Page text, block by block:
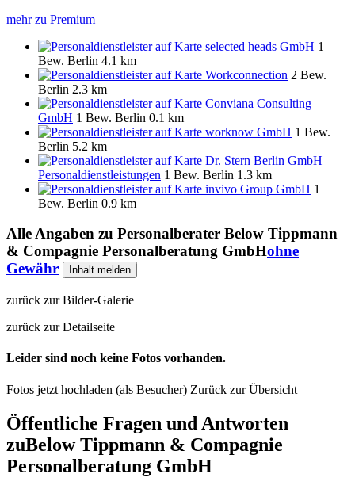
mehr zu Premium
selected heads GmbH 1
Bew. Berlin 4.1 km
Workconnection 2 Bew.
Berlin 2.3 km
Conviana Consulting
GmbH 1 Bew. Berlin 0.1 km
worknow GmbH 1 Bew.
Berlin 5.2 km
Dr. Stern Berlin GmbH
Personaldienstleistungen 1 Bew. Berlin 1.3 km
invivo Group GmbH 1
Bew. Berlin 0.9 km
Alle Angaben zu Personalberater Below Tippmann
& Compagnie Personalberatung GmbHohne
Gewähr
Inhalt melden
zurück zur Bilder-Galerie
zurück zur Detailseite
Leider sind noch keine Fotos vorhanden.
Fotos jetzt hochladen (als Besucher) Zurück zur Übersicht
Öffentliche Fragen und Antworten
zuBelow Tippmann & Compagnie
Personalberatung GmbH